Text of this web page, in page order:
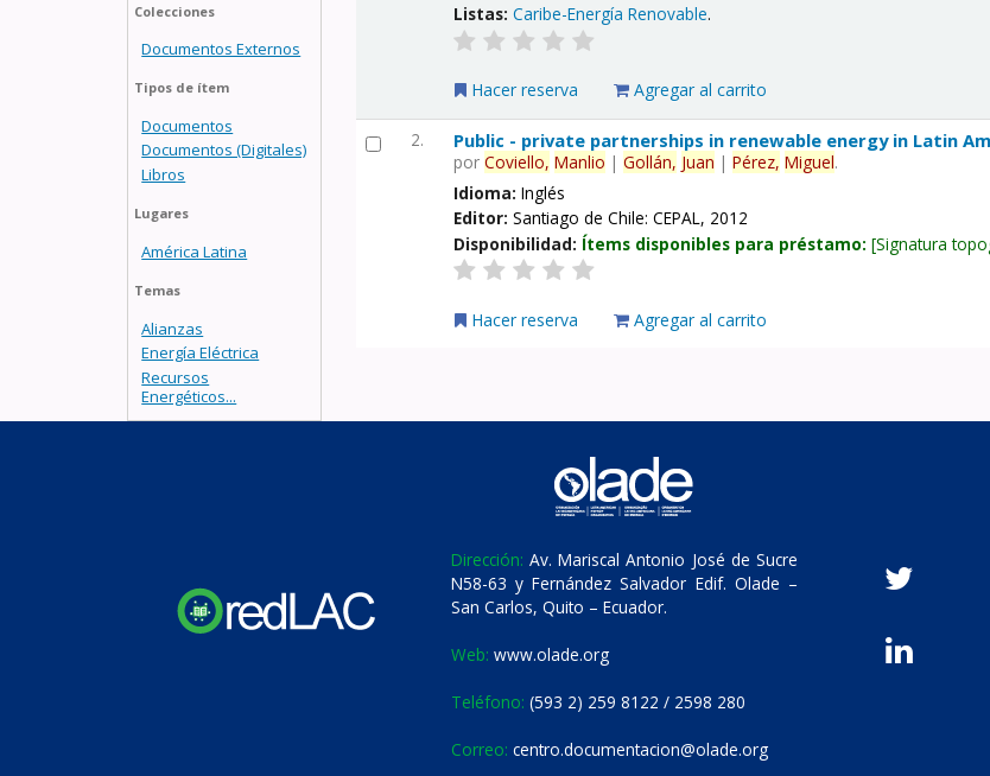
Colecciones
Documentos Externos
Tipos de ítem
Documentos
Documentos (Digitales)
Libros
Lugares
América Latina
Temas
Alianzas
Energía Eléctrica
Recursos
Energéticos...
Listas: Caribe-Energía Renovable.
Hacer reserva Agregar al carrito
2. Public - private partnerships in renewable energy in Latin
porCoviello, Manlio |Gollán, Juan |Pérez, Miguel.
Idioma:Inglés
Editor:Santiago de Chile: CEPAL, 2012
Disponibilidad: Ítems disponibles para préstamo: Signatura
Hacer reserva Agregar al carrito
Dirección: Av. Mariscal Antonio José de Sucre
N58-63 y Fernández Salvador Edif. Olade –
San Carlos, Quito – Ecuador.
Web: www.olade.org
Teléfono: (593 2) 259 8122 / 2598 280
Correo: centro.documentacion@olade.org